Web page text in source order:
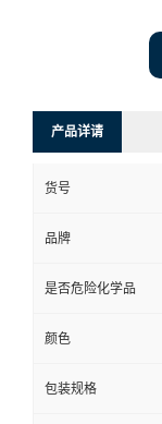
产品详请
货号
品牌
是否危险化学品
颜色
包装规格